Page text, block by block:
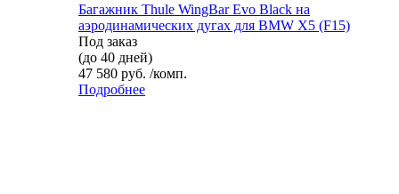
Багажник Thule WingBar Evo Black на
аэродинамических дугах для BMW X5 (F15)
Под заказ
(до 40 дней)
47 580 руб. /комп.
Подробнее